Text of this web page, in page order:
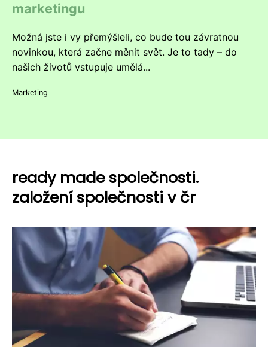
marketingu
Možná jste i vy přemýšleli, co bude tou závratnou
novinkou, která začne měnit svět. Je to tady – do
našich životů vstupuje umělá...
Marketing
ready made společnosti.
založení společnosti v čr